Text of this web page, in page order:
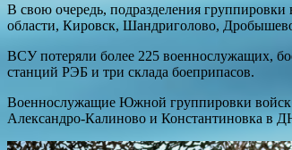
В свою очередь, подразделения
области, Кировск, Шандриголово,
ВСУ потеряли более 225 военнослужащих,
станций РЭБ и три склада боеприпасов.
Военнослужащие Южной группировки войск
Александро-Калиново и Константиновка в